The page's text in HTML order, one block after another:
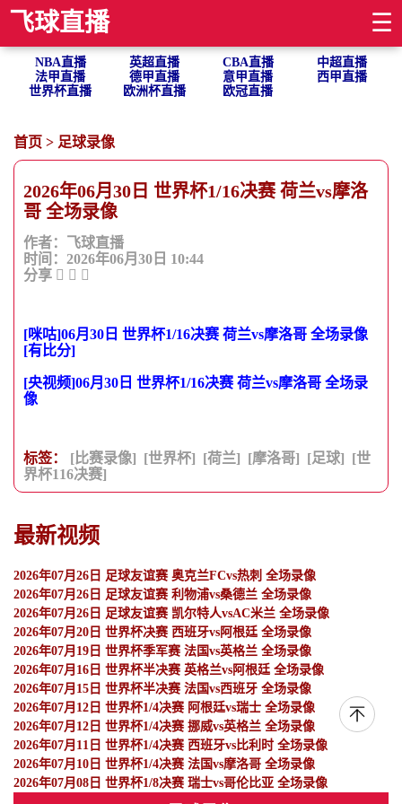
飞球直播 ☰
NBA直播 英超直播 CBA直播
中超直播
法甲直播
德甲直播 意甲直播
西甲直播
世界杯直播
欧洲杯直播 欧冠直播
首页 > 足球录像
2026年06月30日 世界杯1/16决赛 荷兰vs摩洛
哥 全场录像
作者：飞球直播
时间：2026年06月30日 10:44
分享
[咪咕]06月30日 世界杯1/16决赛 荷兰vs摩洛哥 全场录像
[有比分]
[央视频]06月30日 世界杯1/16决赛 荷兰vs摩洛哥 全场录
像
标签： [比赛录像] [世界杯] [荷兰] [摩洛哥] [足球] [世
界杯116决赛]
最新视频
2026年07月26日 足球友谊赛 奥克兰FCvs热刺 全场录像
2026年07月26日 足球友谊赛 利物浦vs桑德兰 全场录像
2026年07月26日 足球友谊赛 凯尔特人vsAC米兰 全场录像
2026年07月20日 世界杯决赛 西班牙vs阿根廷 全场录像
2026年07月19日 世界杯季军赛 法国vs英格兰 全场录像
2026年07月16日 世界杯半决赛 英格兰vs阿根廷 全场录像
2026年07月15日 世界杯半决赛 法国vs西班牙 全场录像
2026年07月12日 世界杯1/4决赛 阿根廷vs瑞士 全场录像
2026年07月12日 世界杯1/4决赛 挪威vs英格兰 全场录像
2026年07月11日 世界杯1/4决赛 西班牙vs比利时 全场录像
2026年07月10日 世界杯1/4决赛 法国vs摩洛哥 全场录像
2026年07月08日 世界杯1/8决赛 瑞士vs哥伦比亚 全场录像